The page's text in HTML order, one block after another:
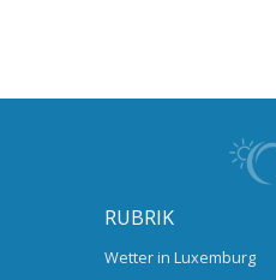
RUBRIK
Wetter in Luxemburg